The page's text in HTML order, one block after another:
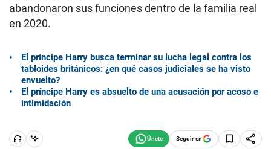
abandonaron sus funciones dentro de la familia real
en 2020.
El príncipe Harry busca terminar su lucha legal contra los
tabloides británicos: ¿en qué casos judiciales se ha visto
envuelto?
El príncipe Harry es absuelto de una acusación por acoso e
intimidación
Seguir en